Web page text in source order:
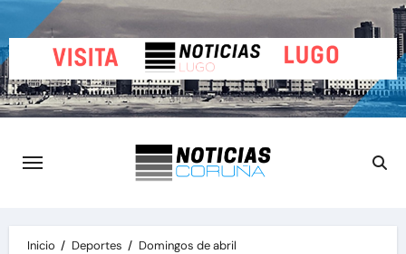
al
contenido
Inicio Deportes Domingos de abril